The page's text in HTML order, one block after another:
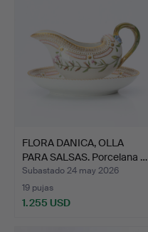
FLORA DANICA, OLLA
PARA SALSAS. Porcelana …
Subastado 24 may 2026
19 pujas
1.255 USD